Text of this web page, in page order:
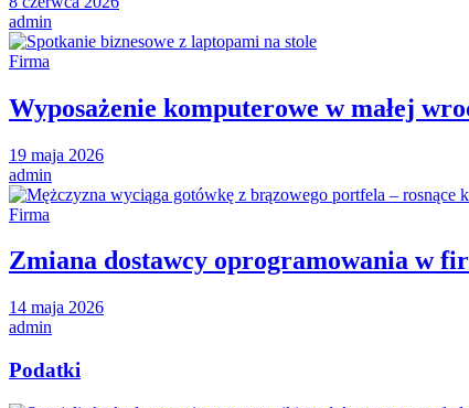
admin
Firma
Wyposażenie komputerowe w małej
19 maja 2026
admin
Firma
Zmiana dostawcy oprogramowania w
14 maja 2026
admin
Podatki